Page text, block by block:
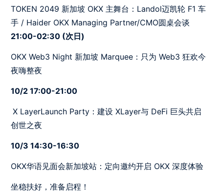
TOKEN 2049 新加坡 OKX 主舞台：Landol迈凯轮 F1 车
手 / Haider OKX Managing Partner/CMO圆桌会谈
21:00-02:30 (次日)
OKX Web3 Night 新加坡 Marquee：只为 Web3 狂欢今
夜嗨整夜
10/2 17:00-21:00
​​​​​​X LayerLaunch Party：建设 XLayer与 DeFi 巨头共启
创世之夜
10/3 14:30-16:30
OKX华语见面会新加坡站：定向邀约开启 OKX 深度体验
坐稳扶好，准备启程！